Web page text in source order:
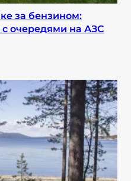
за бензином:
с очередями на АЗС